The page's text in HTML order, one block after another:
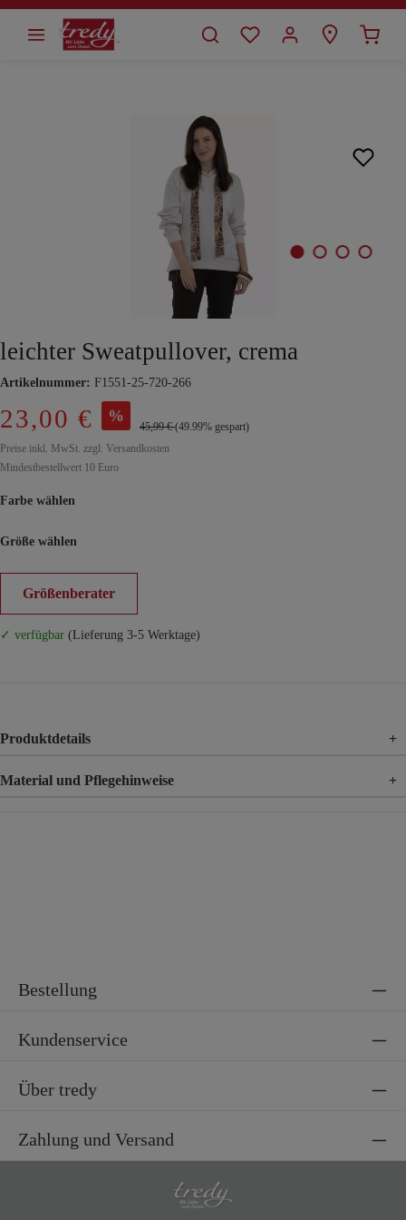
springen
leichter Sweatpullover, crema
Artikelnummer: F1551-25-720-266
23,00 € %
45,99 €(49.99% gespart)
Preise inkl. MwSt. zzgl. Versandkosten
Mindestbestellwert 10 Euro
Farbe wählen
Größe wählen
Größenberater
✓ verfügbar (Lieferung 3-5 Werktage)
Produktdetails +
Material und Pflegehinweise +
Bestellung
Kundenservice
Über tredy
Zahlung und Versand